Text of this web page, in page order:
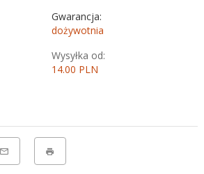
Gwarancja:
dożywotnia
Wysyłka od:
14.00 PLN